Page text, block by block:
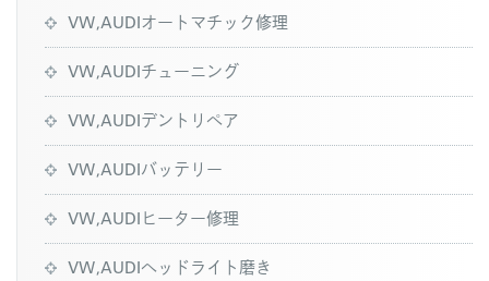
VW,AUDIオートマチック修理
VW,AUDIチューニング
VW,AUDIデントリペア
VW,AUDIバッテリー
VW,AUDIヒーター修理
VW,AUDIヘッドライト磨き